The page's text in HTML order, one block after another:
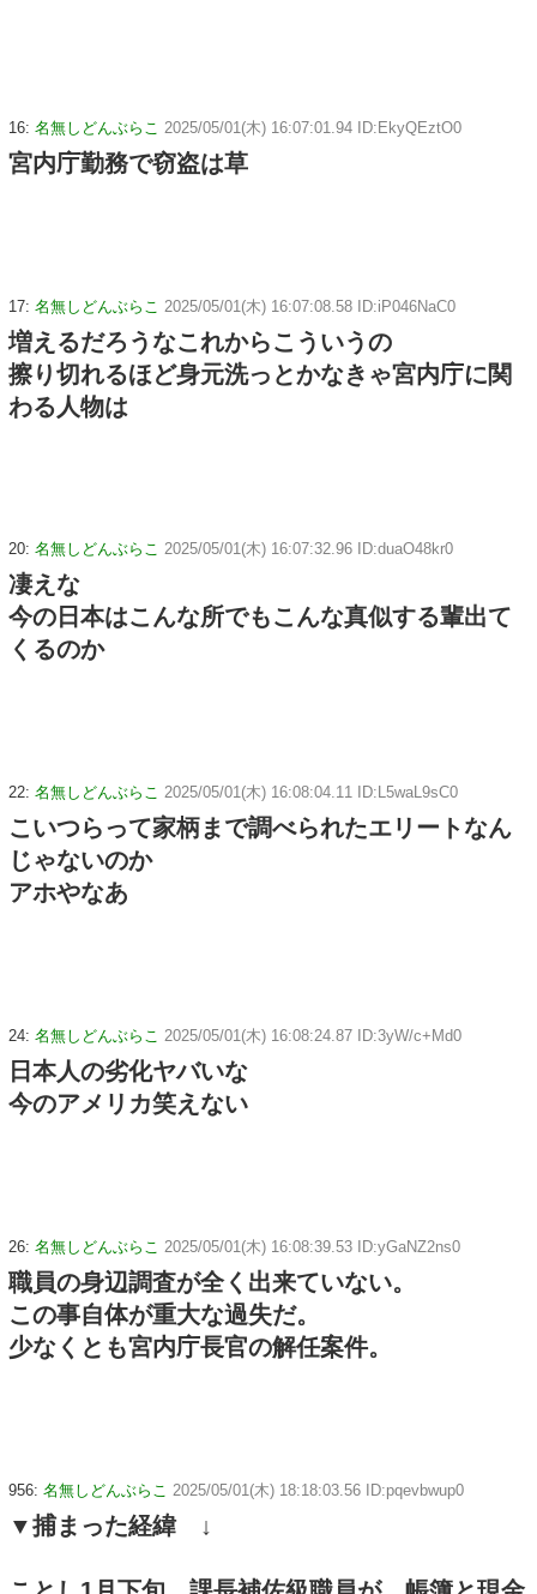
16: 名無しどんぶらこ 2025/05/01(木) 16:07:01.94 ID:EkyQEztO0
宮内庁勤務で窃盗は草
17: 名無しどんぶらこ 2025/05/01(木) 16:07:08.58 ID:iP046NaC0
増えるだろうなこれからこういうの
擦り切れるほど身元洗っとかなきゃ宮内庁に関
わる人物は
20: 名無しどんぶらこ 2025/05/01(木) 16:07:32.96 ID:duaO48kr0
凄えな
今の日本はこんな所でもこんな真似する輩出て
くるのか
22: 名無しどんぶらこ 2025/05/01(木) 16:08:04.11 ID:L5waL9sC0
こいつらって家柄まで調べられたエリートなん
じゃないのか
アホやなあ
24: 名無しどんぶらこ 2025/05/01(木) 16:08:24.87 ID:3yW/c+Md0
日本人の劣化ヤバいな
今のアメリカ笑えない
26: 名無しどんぶらこ 2025/05/01(木) 16:08:39.53 ID:yGaNZ2ns0
職員の身辺調査が全く出来ていない。
この事自体が重大な過失だ。
少なくとも宮内庁長官の解任案件。
956: 名無しどんぶらこ 2025/05/01(木) 18:18:03.56 ID:pqevbwup0
▼捕まった経緯 ↓